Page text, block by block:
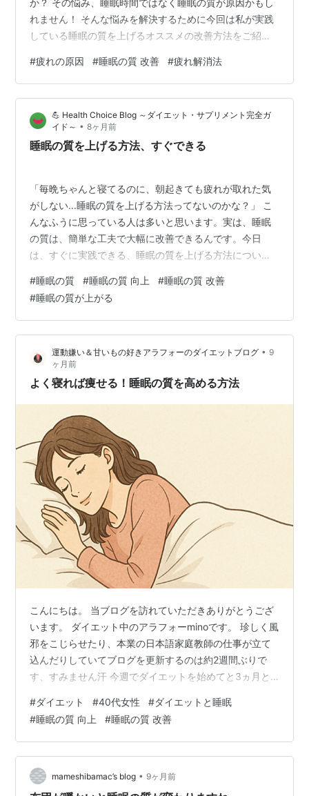
れません！ そんな悩みを解決するために今回は私が実践
している睡眠の質を上げるオススメの改善方法をご紹介
フォーマンスが下がる 2.心身の健康に対する影響 睡眠の
質が悪くなる3つの原因 1.生活習慣の乱れ 2.ストレスや精
神的な不調 3.睡眠環境の問題 質の高い睡眠って？ 睡眠の
質を上げるオススメの方法10選 1.起床後すぐに日光を浴
びる 2.部屋を暗くする 3.湯船に浸かる 4.軽いストレッ…
#疲れの原因 #睡眠の質 改善 #疲れ解消法
💪 Health Choice Blog ～ダイエット・サプリメント完全ガ
イド～ • 8ヶ月前
睡眠の質を上げる方法、すぐできる
「毎晩ちゃんと寝てるのに、朝起きても疲れが取れた気
がしない...睡眠の質を上げる方法ってないのかな？」 こ
んなふうに思っている人は多いと思います。実は、睡眠
の質は、簡単な工夫で大幅に改善できるんです。今日
は、すぐに実践できる、睡眠の質を上げる方法につい
の質が悪い理由を説明します。 原因1：「就寝前のスマー
トフォン使用」 影響：ブルーライトが、メラトニン（睡
眠ホルモン）の産生を阻害する脳が覚醒状態になり、寝
付きが悪くなる就寝前30分～1時間のスマートフォン使用
で、睡眠の質が30%～50%低下する可能性 改善方法：就
寝の1時間前から、スマートフ…
#睡眠の質 #睡眠の質 向上 #睡眠の質 改善
#睡眠の質が上がる
運動嫌い＆甘いもの好きアラフォーのダイエットブログ • 9
ヶ月前
よく寝れば痩せる！睡眠の質を高める方法
こんにちは。 当ブログを訪れていただきありがとうござ
います。 ダイエット中のアラフォーminoです。 珍しく風
邪をこじらせたり、本業の日本語家庭教師の仕事が立て
込んだりしていてブログを更新するのは約2週間ぶりで
す、すみません汗 今週でダイエットを始めてと3ヵ月と3
ろで皆さんはよく眠れていますか？実は筆者はここ数年
よく眠れていませんでした。朝起きても疲れがとれない
感じがするのです。しかしダイエットを始めてから、睡
眠とダイエットには深い関係があることを知りました。
ですので睡眠の質を上げるために色々と試し、現在かな
り改善しました。 ということで…
#ダイエット #40代女性 #ダイエットと睡眠
#睡眠の質 向上 #睡眠の質 改善
mameshibamac’s blog • 9ヶ月前